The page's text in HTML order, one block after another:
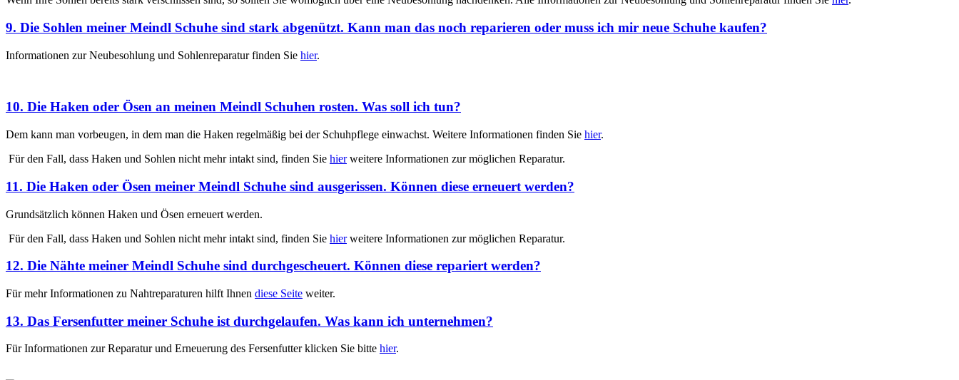
9. Die Sohlen meiner Meindl Schuhe sind stark abgenützt. Kann man das noch reparieren oder muss ich mir neue Schuhe kaufen?
Informationen zur Neubesohlung und Sohlenreparatur finden Sie hier.
10. Die Haken oder Ösen an meinen Meindl Schuhen rosten. Was soll ich tun?
Dem kann man vorbeugen, in dem man die Haken regelmäßig bei der Schuhpflege einwachst. Weitere Informationen finden Sie hier.
Für den Fall, dass Haken und Sohlen nicht mehr intakt sind, finden Sie hierweitere Informationen zur möglichen Reparatur.
11. Die Haken oder Ösen meiner Meindl Schuhe sind ausgerissen. Können diese erneuert werden?
Grundsätzlich können Haken und Ösen erneuert werden.
Für den Fall, dass Haken und Sohlen nicht mehr intakt sind, finden Sie hierweitere Informationen zur möglichen Reparatur.
12. Die Nähte meiner Meindl Schuhe sind durchgescheuert. Können diese repariert werden?
Für mehr Informationen zu Nahtreparaturen hilft Ihnen diese Seite weiter.
13. Das Fersenfutter meiner Schuhe ist durchgelaufen. Was kann ich unternehmen?
Für Informationen zur Reparatur und Erneuerung des Fersenfutter klicken Sie bitte hier.